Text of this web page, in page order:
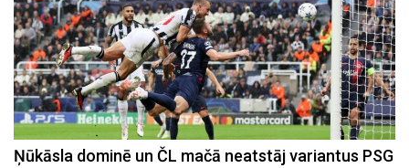
Ņūkāsla dominē un ČL mačā neatstāj variantus PSG